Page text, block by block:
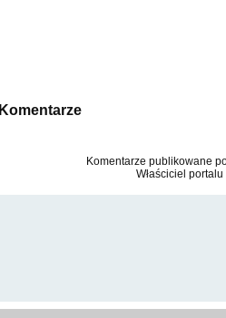
Komentarze
Komentarze publikowane
Właściciel